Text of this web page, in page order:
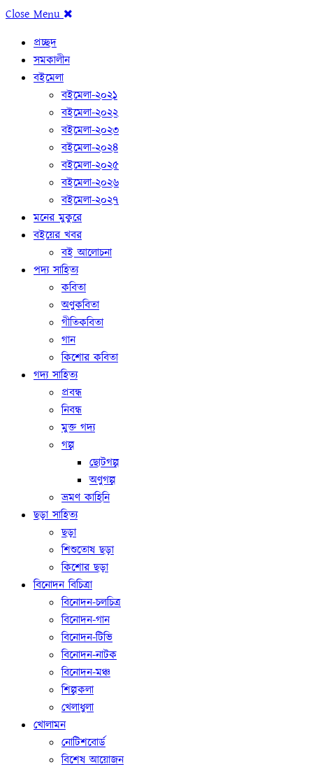
Close Menu
প্রচ্ছদ
সমকালীন
বইমেলা
বইমেলা-২০২১
বইমেলা-২০২২
বইমেলা-২০২৩
বইমেলা-২০২৪
বইমেলা-২০২৫
বইমেলা-২০২৬
বইমেলা-২০২৭
মনের মুকুরে
বইয়ের খবর
বই আলোচনা
পদ্য সাহিত্য
কবিতা
অণুকবিতা
গীতিকবিতা
গান
কিশোর কবিতা
গদ্য সাহিত্য
প্রবন্ধ
নিবন্ধ
মুক্ত গদ্য
গল্প
ছোটগল্প
অণুগল্প
ভ্রমণ কাহিনি
ছড়া সাহিত্য
ছড়া
শিশুতোষ ছড়া
কিশোর ছড়া
বিনোদন বিচিত্রা
বিনোদন-চলচিত্র
বিনোদন-গান
বিনোদন-টিভি
বিনোদন-নাটক
বিনোদন-মঞ্চ
শিল্পকলা
খেলাধুলা
খোলামন
নোটিশবোর্ড
বিশেষ আয়োজন